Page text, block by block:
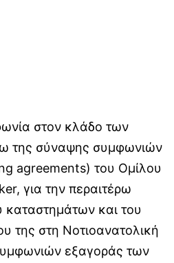
στον κλάδο των
της σύναψης συμφωνιών
agreements) του Ομίλου
για την περαιτέρω
καταστημάτων και του
της στη Νοτιοανατολική
εξαγοράς των